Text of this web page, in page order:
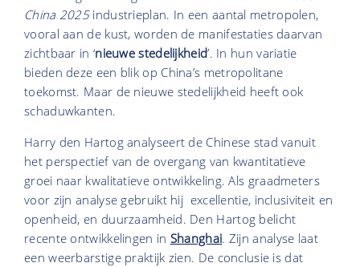
China 2025industrieplan. In een aantal metropolen,
vooral aan de kust, worden de manifestaties daarvan
zichtbaar in ‘nieuwe stedelijkheid’. In hun variatie
bieden deze een blik op China’s metropolitane
toekomst. Maar de nieuwe stedelijkheid heeft ook
schaduwkanten.
Harry den Hartog analyseert de Chinese stad vanuit
het perspectief van de overgang van kwantitatieve
groei naar kwalitatieve ontwikkeling. Als graadmeters
voor zijn analyse gebruikt hij excellentie, inclusiviteit en
openheid, en duurzaamheid. Den Hartog belicht
recente ontwikkelingen in Shanghai. Zijn analyse laat
een weerbarstige praktijk zien. De conclusie is dat